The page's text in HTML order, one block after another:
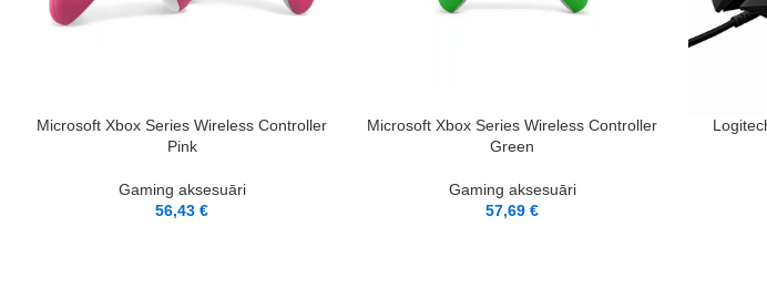
LASĪT VAIRĀK
Microsoft Xbox Series Wireless Controller
Pink
Gaming aksesuāri
56,43 €
LASĪT VAIRĀK
Microsoft Xbox Series Wireless Controller
Green
Gaming aksesuāri
57,69 €
LASĪT